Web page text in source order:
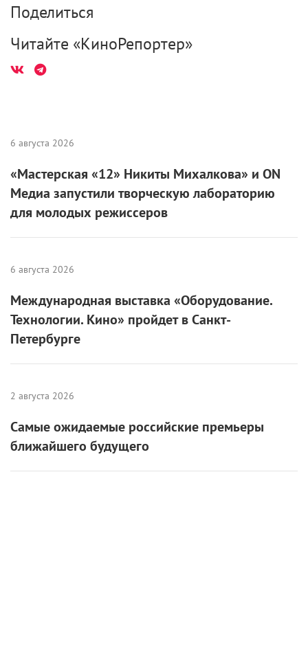
Поделиться
Читайте «КиноРепортер»
6 августа 2026
«Мастерская «12» Никиты Михалкова» и ON
Медиа запустили творческую лабораторию
для молодых режиссеров
6 августа 2026
Международная выставка «Оборудование.
Технологии. Кино» пройдет в Санкт-
Петербурге
2 августа 2026
Самые ожидаемые российские премьеры
ближайшего будущего